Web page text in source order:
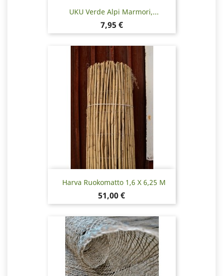
UKU Verde Alpi Marmori,...
Hinta
7,95 €
Harva Ruokomatto 1,6 X 6,25 M
Hinta
51,00 €